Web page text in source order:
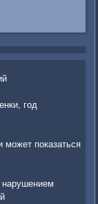
год
может показаться